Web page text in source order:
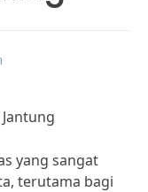
yang sangat
terutama bagi